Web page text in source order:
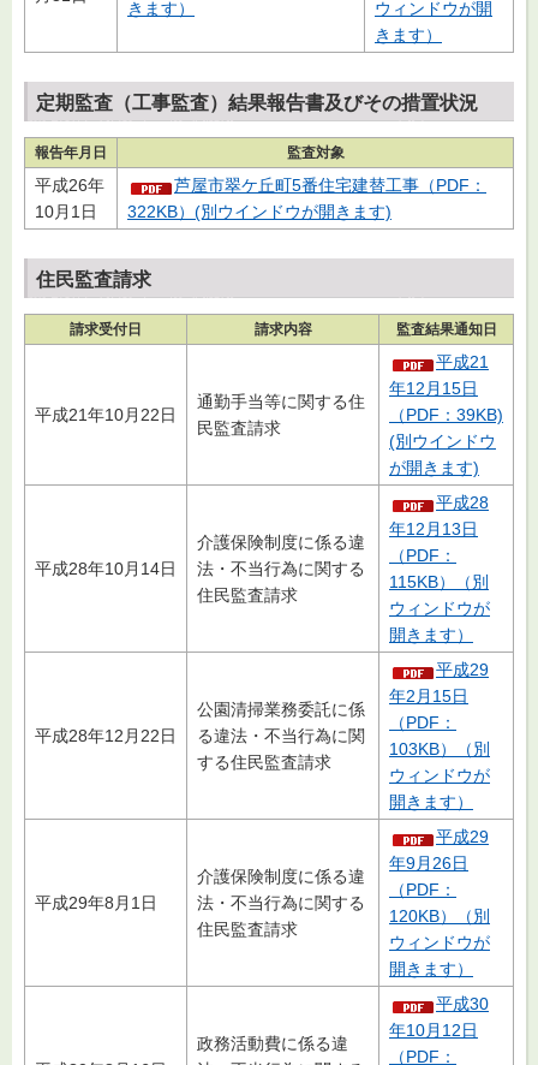
きます）
ウィンドウが開
きます）
定期監査（工事監査）結果報告書及びその措置状況
報告年月日 監査対象
平成26年
10月1日
芦屋市翠ケ丘町5番住宅建替工事（PDF：
322KB）(別ウインドウが開きます)
住民監査請求
請求受付日 請求内容 監査結果通知日
平成21年10月22日
通勤手当等に関する住
民監査請求
平成21
年12月15日
（PDF：39KB)
(別ウインドウ
が開きます)
平成28年10月14日
介護保険制度に係る違
法・不当行為に関する
住民監査請求
平成28
年12月13日
（PDF：
115KB）（別
ウィンドウが
開きます）
平成28年12月22日
公園清掃業務委託に係
る違法・不当行為に関
する住民監査請求
平成29
年2月15日
（PDF：
103KB）（別
ウィンドウが
開きます）
平成29年8月1日
介護保険制度に係る違
法・不当行為に関する
住民監査請求
平成29
年9月26日
（PDF：
120KB）（別
ウィンドウが
開きます）
政務活動費に係る違
平成30
年10月12日
（PDF：